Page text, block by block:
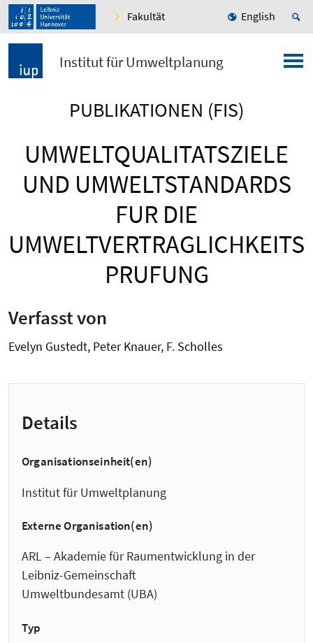
Fakultät English
Institut für Umweltplanung
PUBLIKATIONEN (FIS)
UMWELTQUALITATSZIELE
UND UMWELTSTANDARDS
FUR DIE
UMWELTVERTRAGLICHKEITS
PRUFUNG
Verfasst von
Evelyn Gustedt, Peter Knauer, F. Scholles
Details
Organisationseinheit(en)
Institut für Umweltplanung
Externe Organisation(en)
ARL – Akademie für Raumentwicklung in der
Leibniz-Gemeinschaft
Umweltbundesamt (UBA)
Typ